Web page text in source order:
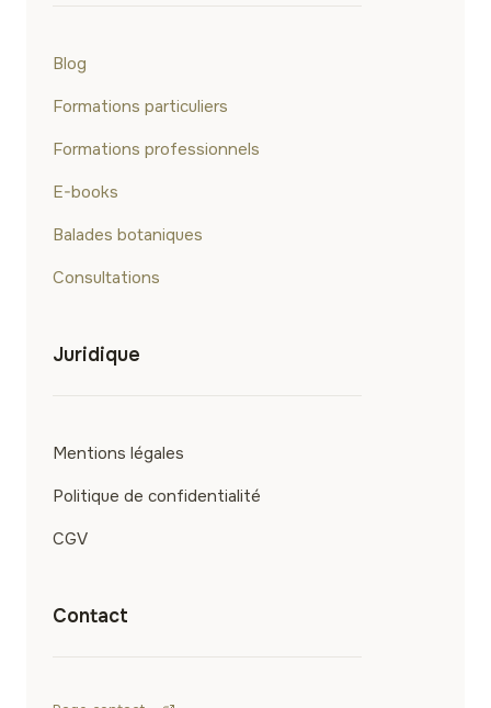
v
i
g
a
t
o
Blog
Formations particuliers
Formations professionnels
E-books
Balades botaniques
Consultations
Juridique
Mentions légales
Politique de confidentialité
CGV
Contact